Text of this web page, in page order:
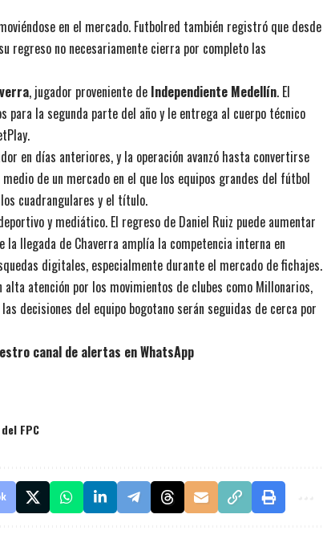
en el mercado. Futbolred también registró que desde
regreso no necesariamente cierra por completo las
, jugador proveniente de Independiente Medellín. El
la segunda parte del año y le entrega al cuerpo técnico
en días anteriores, y la operación avanzó hasta convertirse
de un mercado en el que los equipos grandes del fútbol
cuadrangulares y el título.
y mediático. El regreso de Daniel Ruiz puede aumentar
llegada de Chaverra amplía la competencia interna en
digitales, especialmente durante el mercado de fichajes.
atención por los movimientos de clubes como Millonarios,
decisiones del equipo bogotano serán seguidas de cerca por
canal de alertas en WhatsApp
FPC